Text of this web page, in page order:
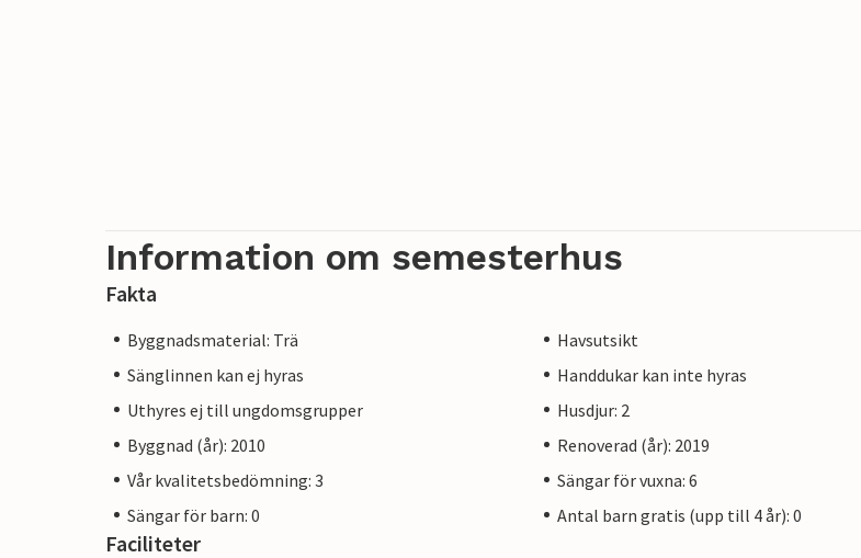
Information om semesterhus
Fakta
Byggnadsmaterial: Trä
Havsutsikt
Sänglinnen kan ej hyras
Handdukar kan inte hyras
Uthyres ej till ungdomsgrupper
Husdjur: 2
Byggnad (år): 2010
Renoverad (år): 2019
Vår kvalitetsbedömning: 3
Sängar för vuxna: 6
Sängar för barn: 0
Antal barn gratis (upp till 4 år): 0
Faciliteter